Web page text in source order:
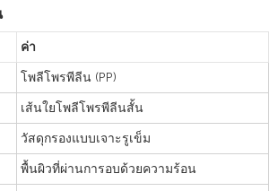
ค่า
โพลีโพรพีลีน (PP)
เส้นใยโพลีโพรพีลีนสั้น
วัสดุกรองแบบเจาะรูเข็ม
พื้นผิวที่ผ่านการอบด้วยความร้อน